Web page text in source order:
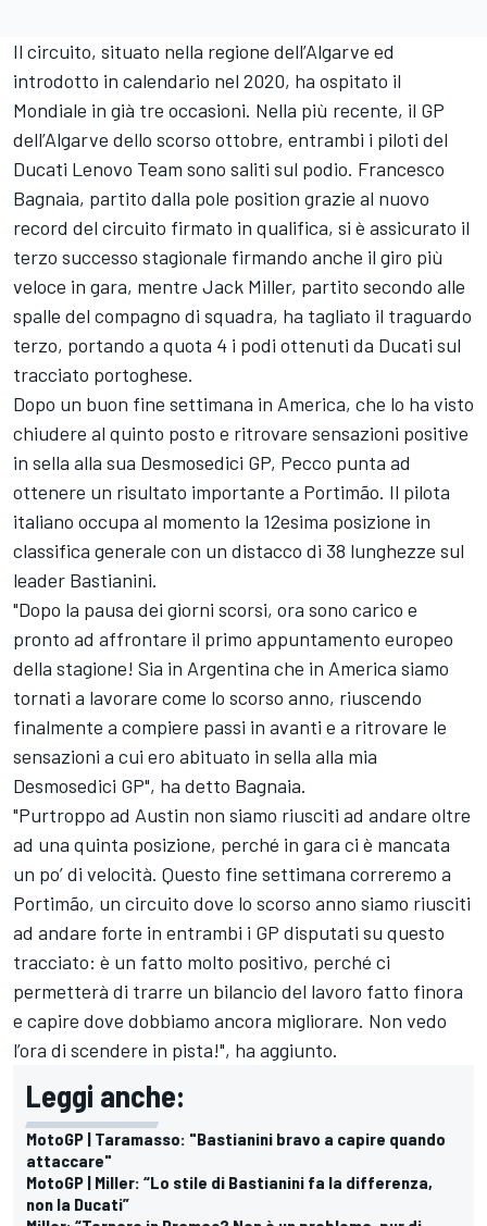
Il circuito, situato nella regione dell’Algarve ed
introdotto in calendario nel 2020, ha ospitato il
Mondiale in già tre occasioni. Nella più recente, il GP
dell’Algarve dello scorso ottobre, entrambi i piloti del
Ducati Lenovo Team sono saliti sul podio. Francesco
Bagnaia, partito dalla pole position grazie al nuovo
record del circuito firmato in qualifica, si è assicurato il
terzo successo stagionale firmando anche il giro più
veloce in gara, mentre Jack Miller, partito secondo alle
spalle del compagno di squadra, ha tagliato il traguardo
terzo, portando a quota 4 i podi ottenuti da Ducati sul
tracciato portoghese.
Dopo un buon fine settimana in America, che lo ha visto
chiudere al quinto posto e ritrovare sensazioni positive
in sella alla sua Desmosedici GP, Pecco punta ad
ottenere un risultato importante a Portimão. Il pilota
italiano occupa al momento la 12esima posizione in
classifica generale con un distacco di 38 lunghezze sul
leader Bastianini.
"Dopo la pausa dei giorni scorsi, ora sono carico e
pronto ad affrontare il primo appuntamento europeo
della stagione! Sia in Argentina che in America siamo
tornati a lavorare come lo scorso anno, riuscendo
finalmente a compiere passi in avanti e a ritrovare le
sensazioni a cui ero abituato in sella alla mia
Desmosedici GP", ha detto Bagnaia.
"Purtroppo ad Austin non siamo riusciti ad andare oltre
ad una quinta posizione, perché in gara ci è mancata
un po’ di velocità. Questo fine settimana correremo a
Portimão, un circuito dove lo scorso anno siamo riusciti
ad andare forte in entrambi i GP disputati su questo
tracciato: è un fatto molto positivo, perché ci
permetterà di trarre un bilancio del lavoro fatto finora
e capire dove dobbiamo ancora migliorare. Non vedo
l’ora di scendere in pista!", ha aggiunto.
Leggi anche:
MotoGP | Taramasso: "Bastianini bravo a capire quando
attaccare"
MotoGP | Miller: “Lo stile di Bastianini fa la differenza,
non la Ducati”